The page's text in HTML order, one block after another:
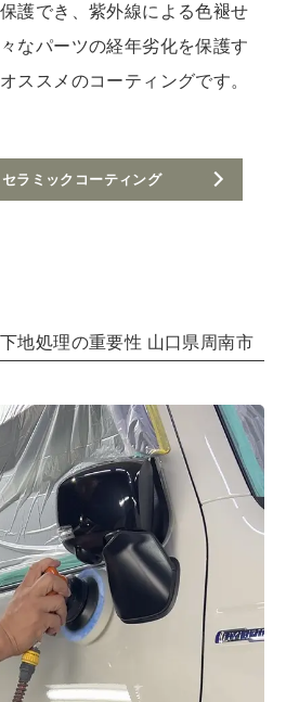
護でき、紫外線による色褪せ
なパーツの経年劣化を保護す
ススメのコーティングです。
ラミックコーティング
地処理の重要性 山口県周南市